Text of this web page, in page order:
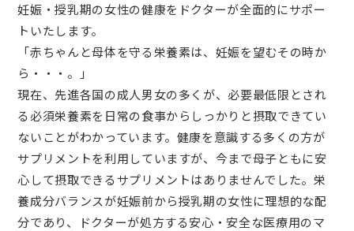
妊娠・授乳期の女性の健康をドクターが全面的にサポー
トいたします。
「赤ちゃんと母体を守る栄養素は、妊娠を望むその時か
ら・・・。」
現在、先進各国の成人男女の多くが、必要最低限とされ
る必須栄養素を日常の食事からしっかりと摂取できてい
ないことがわかっています。健康を意識する多くの方が
サプリメントを利用していますが、今まで母子ともに安
心して摂取できるサプリメントはありませんでした。栄
養成分バランスが妊娠前から授乳期の女性に理想的な配
分であり、ドクターが処方する安心・安全な医療用のマ